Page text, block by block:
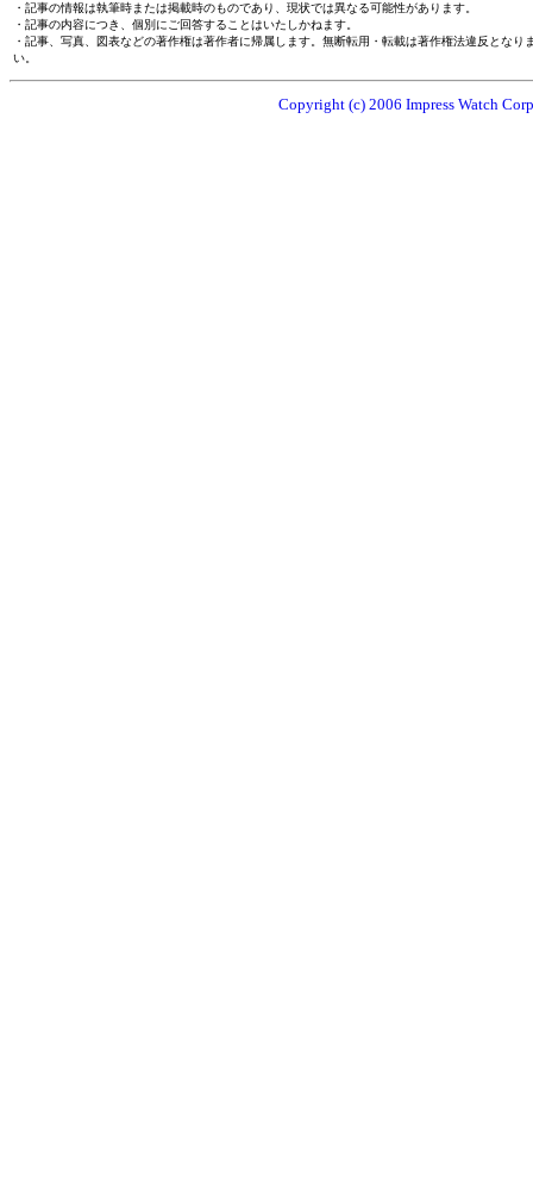
・記事の情報は執筆時または掲載時のものであり、現状では異なる可能性があります。
・記事の内容につき、個別にご回答することはいたしかねます。
・記事、写真、図表などの著作権は著作者に帰属します。無断転用・転載は著作権法違反とな
い。
Copyright (c) 2006 Impress Watch